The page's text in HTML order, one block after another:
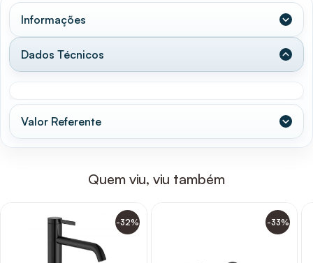
Informações
Dados Técnicos
Valor Referente
Quem viu, viu também
-32% -33%